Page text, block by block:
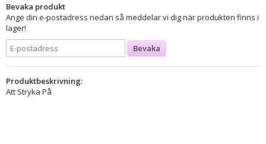
Bevaka produkt
Ange din e-postadress nedan så meddelar vi dig när produkten finns i
lager!
Bevaka
Produktbeskrivning:
Att Stryka På